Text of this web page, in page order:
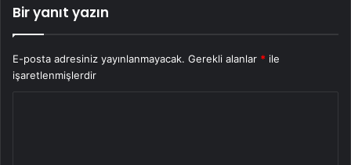
Bir yanıt yazın
E-posta adresiniz yayınlanmayacak. Gerekli alanlar * ile
işaretlenmişlerdir